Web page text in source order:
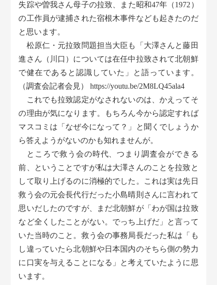
失踪や曽我さん母子の拉致、また昭和47年（1972）
の工作員が逮捕された宿根木事件なども起きたのだ
と思います。
松原仁・元拉致問題担当大臣も「大澤さんと藤田
進さん（川口）については在任中拉致されて北朝鮮
で健在であると認識していた」と語っています。
（調査会記者会見） https://youtu.be/2M8LQ45ala4
これでも拉致認定がなされないのは、かえってそ
の理由が気になります。もちろん今から認定すれば
マスコミは「なぜ今になって？」と聞くでしょうか
ら答えようがないのかも知れませんが。
ところで救う会の時代、つまり調査会ができる
前、ということですが私は大澤さんのことを拉致と
して取り上げるのに消極的でした。これは実は先日
救う会の元会長代行だった小島晴則さんに言われて
思いだしたのですが、まだ北朝鮮が「わが国は拉致
など全くしたことがない。でっち上げだ」と言って
いた当時のこと。救う会の事務局長だった私は「も
し違っていたら北朝鮮や日本国内のそちら側の勢力
に口実を与えることになる」と考えていたように思
います。